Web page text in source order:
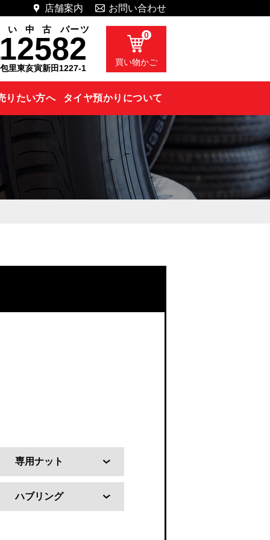
店舗案内 お問い合わせ
里東亥寅新田1227-1
い 中 古 パーツ
0
買い物かご
りたい方へ タイヤ預かりについて
専用ナット
ハブリング